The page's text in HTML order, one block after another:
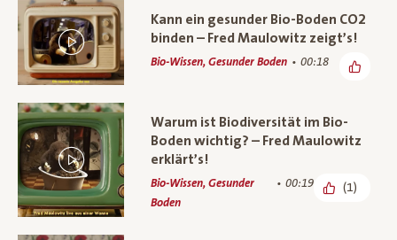
Kann ein gesunder Bio-Boden CO2
binden – Fred Maulowitz zeigt’s!
Bio-Wissen, Gesunder Boden 00:18
Warum ist Biodiversität im Bio-
Boden wichtig? – Fred Maulowitz
erklärt’s!
Bio-Wissen, Gesunder
Boden
00:19 (1)